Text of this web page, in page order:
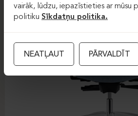
vairāk, lūdzu, iepazīstieties ar mūsu
politiku Sīkdatņu politika.
NEATĻAUT PĀRVALDĪT